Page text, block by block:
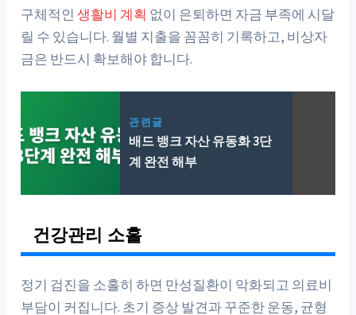
구체적인생활비 계획 없이 은퇴하면 자금 부족에 시달
릴 수 있습니다. 월별 지출을 꼼꼼히 기록하고, 비상자
금은 반드시 확보해야 합니다.
관련글
배드 뱅크 자산 유동화 3단
계 완전 해부
건강관리 소홀
정기 검진을 소홀히 하면 만성질환이 악화되고 의료비
부담이 커집니다. 초기 증상 발견과 꾸준한 운동, 균형